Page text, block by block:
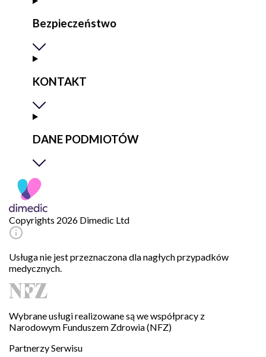
Bezpieczeństwo
KONTAKT
DANE PODMIOTÓW
Copyrights 2026 Dimedic Ltd
Usługa nie jest przeznaczona dla nagłych przypadków
medycznych.
Wybrane usługi realizowane są we współpracy z
Narodowym Funduszem Zdrowia (NFZ)
Partnerzy Serwisu